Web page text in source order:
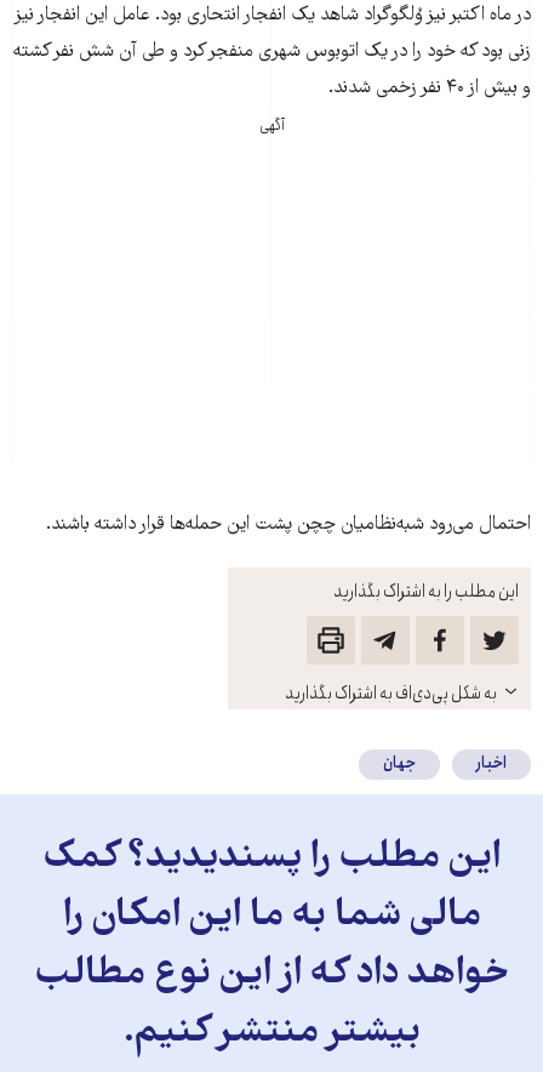
این مطلب را به اشتراک بگذارید
باز
کنید
به شکل پی‌دی‌اف به اشتراک بگذارید
در ماه اکتبر نیز وُلگوگراد شاهد یک انفجار انتحاری بود. عامل این انفجار نیز
زنی بود که خود را در یک اتوبوس شهری منفجر کرد و طی آن شش نفر کشته
و بیش از ۴۰ نفر زخمی شدند.
آگهی
احتمال می‌رود شبه‌نظامیان چچن پشت این حمله‌ها قرار داشته باشند.
اخبار جهان
این مطلب را پسندیدید؟ کمک
مالی شما به ما این امکان را
خواهد داد که از این نوع مطالب
بیشتر منتشر کنیم.